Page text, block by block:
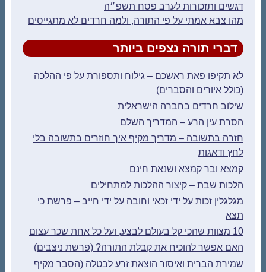
דגשים ותזכורות לערב פסח תשפ״ה
מהו צבא אמתי על פי התורה, ולמה חרדים לא מתגייסים
דברי תורה נצפים ביותר
לא תקיפו פאת ראשכם – גילוח ותספורת על פי ההלכה
(כולל איורים והסברים)
שילוב חרדים בחברה הישראלית
הסרת עין הרע – המדריך השלם
חזרה בתשובה – מדריך מקיף איך חוזרים בתשובה בלי
לחץ ודאגות
קמצא ובר קמצא ושנאת חינם
הלכות שבת – קיצור ההלכות למתחילים
מגלגלין זכות על ידי זכאי וחובה על ידי חייב – פרשת כי
תצא
10 מצוות שהכי קל בעולם לבצע, ועל כל אחת שכר עצום
האם אפשר להוכיח את קבלת התורה? (פרשת ניצבים)
שמירת הברית ואיסור הוצאת זרע לבטלה (הסבר מקיף